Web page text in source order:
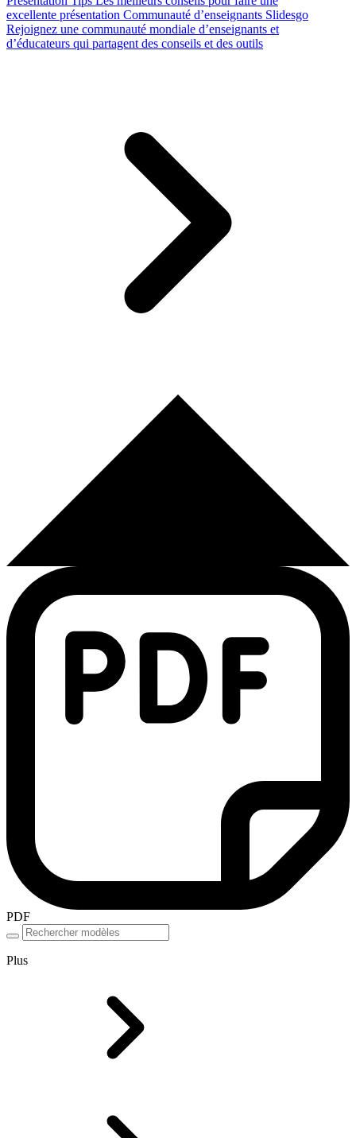
excellente présentation Communauté d’enseignants Slidesgo
Rejoignez une communauté mondiale d’enseignants et
d’éducateurs qui partagent des conseils et des outils
PDF
Plus